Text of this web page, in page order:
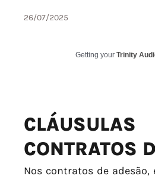
26/07/2025
Getting your Trinity
CONTRATOS
Nos contratos de